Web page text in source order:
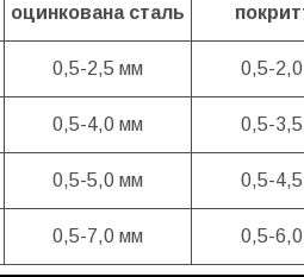
оцинкована сталь
0,5-2,5 мм 0,5-
0,5-4,0 мм 0,5-
0,5-5,0 мм 0,5-
0,5-7,0 мм 0,5-